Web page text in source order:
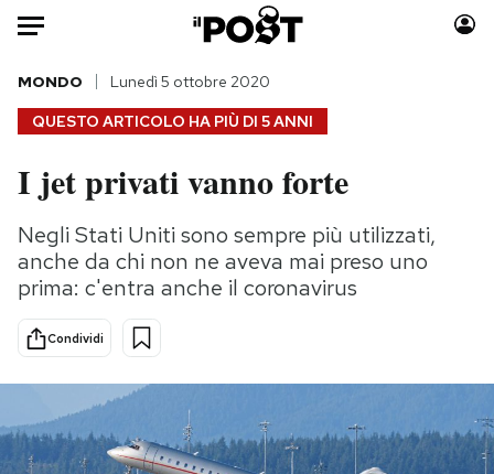
Auto
HOME
Italia
Politica
Tecnologia
Scienza
Economia
Sport
Moda
Consumismi
Storie/Idee
Mondiali calcio 2026
QUESTO ARTICOLO HA PIÙ DI 5 ANNI
MONDO Lunedì 5 ottobre 2020
I jet privati vanno forte
Negli Stati Uniti sono sempre più utilizzati,
anche da chi non ne aveva mai preso uno
prima: c'entra anche il coronavirus
Condividi